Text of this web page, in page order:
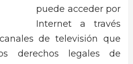
puede acceder por
Internet a través
de televisión que
derechos legales de